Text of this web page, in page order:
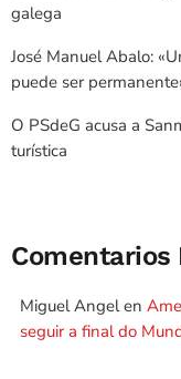
galega
José Manuel Abalo:
puede ser
O PSdeG acusa a
turística
Comentarios
Miguel Angelen
seguir a final do